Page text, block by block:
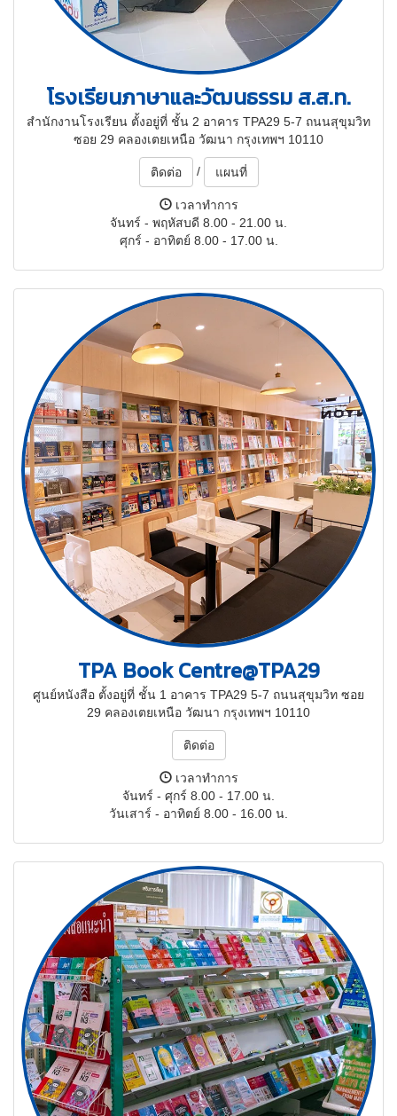
โรงเรียนภาษาและวัฒนธรรม ส.ส.ท.
สำนักงานโรงเรียน ตั้งอยู่ที่ ชั้น 2 อาคาร TPA29 5-7 ถนนสุขุมวิท
ซอย 29 คลองเตยเหนือ วัฒนา กรุงเทพฯ 10110
ติดต่อ / แผนที่
เวลาทำการ
จันทร์ - พฤหัสบดี 8.00 - 21.00 น.
ศุกร์ - อาทิตย์ 8.00 - 17.00 น.
TPA Book Centre@TPA29
ศูนย์หนังสือ ตั้งอยู่ที่ ชั้น 1 อาคาร TPA29 5-7 ถนนสุขุมวิท ซอย
29 คลองเตยเหนือ วัฒนา กรุงเทพฯ 10110
ติดต่อ
เวลาทำการ
จันทร์ - ศุกร์ 8.00 - 17.00 น.
วันเสาร์ - อาทิตย์ 8.00 - 16.00 น.